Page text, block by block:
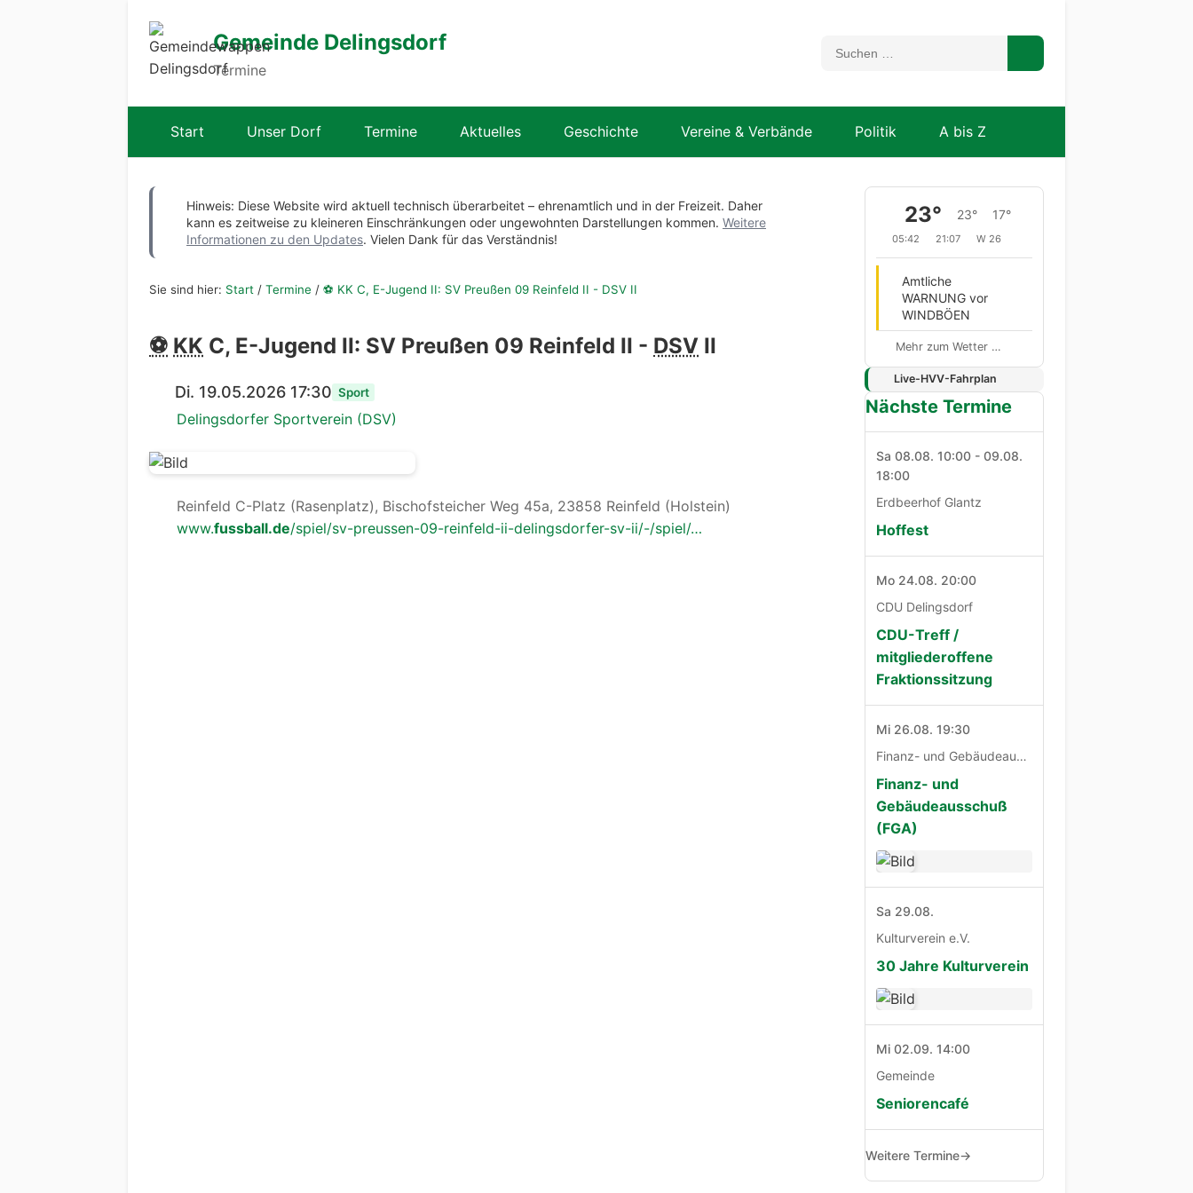
Gemeinde Delingsdorf
Termine
Start Unser Dorf Termine Aktuelles Geschichte Vereine & Verbände Politik A bis Z
Hinweis: Diese Website wird aktuell technisch überarbeitet – ehrenamtlich und in der Freizeit. Daher
kann es zeitweise zu kleineren Einschränkungen oder ungewohnten Darstellungen kommen. Weitere
Informationen zu den Updates. Vielen Dank für das Verständnis!
Sie sind hier: Start / Termine / ⚽ KK C, E-Jugend II: SV Preußen 09 Reinfeld II - DSV II
⚽ KK C, E-Jugend II: SV Preußen 09 Reinfeld II - DSV II
Di. 19.05.2026 17:30 Sport
Delingsdorfer Sportverein (DSV)
Reinfeld C-Platz (Rasenplatz), Bischofsteicher Weg 45a, 23858 Reinfeld (Holstein)
www.fussball.de/spiel/sv-preussen-09-reinfeld-ii-delingsdorfer-sv-ii/-/spiel/…
23° 23° 17°
05:42 21:07 W 26
Amtliche
WARNUNG vor
WINDBÖEN
Mehr zum Wetter …
Live-HVV-Fahrplan
Nächste Termine
Sa 08.08. 10:00 - 09.08.
18:00
Erdbeerhof Glantz
Hoffest
Mo 24.08. 20:00
CDU Delingsdorf
CDU-Treff /
mitgliederoffene
Fraktionssitzung
Mi 26.08. 19:30
Finanz- und Gebäudeausschuß
Finanz- und
Gebäudeausschuß
(FGA)
Sa 29.08.
Kulturverein e.V.
30 Jahre Kulturverein
Mi 02.09. 14:00
Gemeinde
Seniorencafé
Weitere Termine→